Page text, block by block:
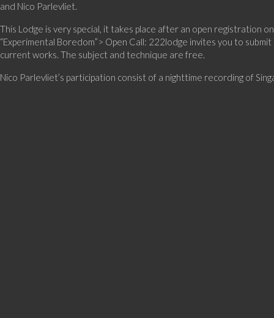
and Nico Parlevliet.
This Lodge is very special, it takes place after an open registration
“Experimental Boredom”> Open Call: 222lodge invites you to
current works. The subject and technique are free.
Nico Parlevliet’s participation consist of a nighttime recording of